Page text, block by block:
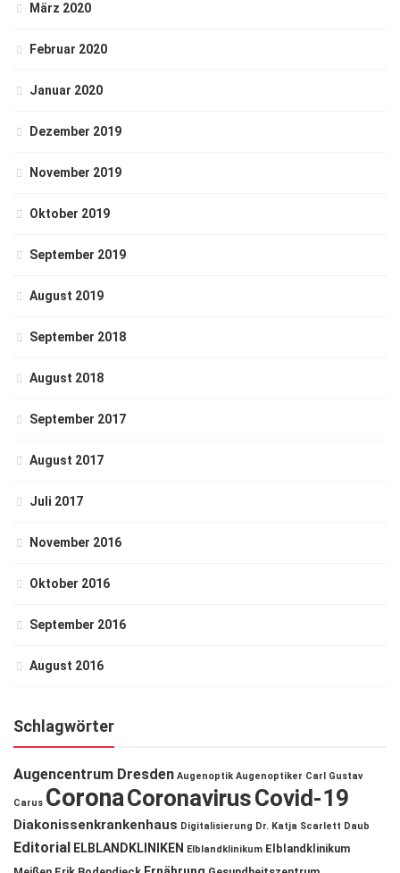
März 2020
Februar 2020
Januar 2020
Dezember 2019
November 2019
Oktober 2019
September 2019
August 2019
September 2018
August 2018
September 2017
August 2017
Juli 2017
November 2016
Oktober 2016
September 2016
August 2016
Schlagwörter
Augencentrum Dresden Augenoptik Augenoptiker Carl Gustav
Carus CoronaCoronavirusCovid-19
Diakonissenkrankenhaus Digitalisierung Dr. Katja Scarlett Daub
Editorial ELBLANDKLINIKEN Elblandklinikum Elblandklinikum